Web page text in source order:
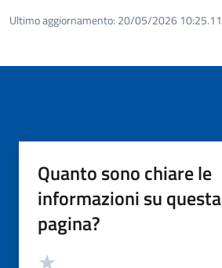
Ultimo aggiornamento: 20/05/2026 10:25.11
Quanto sono chiare le
informazioni su questa
pagina?
Valutazione